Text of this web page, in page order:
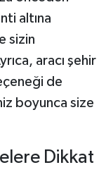
altına
sizin
aracı şehir
de
boyunca size
Dikkat